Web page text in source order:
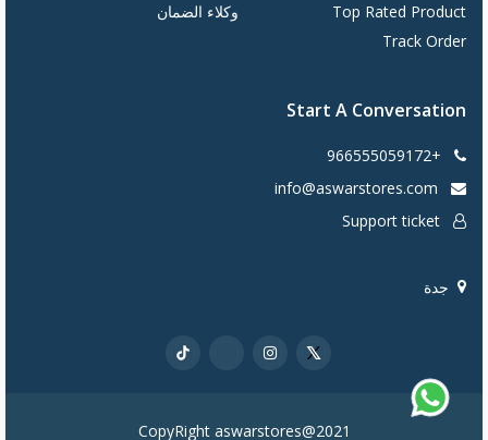
Top Rated Product
Track Order
وكلاء الضمان
Start A Conversation
+966555059172
جدة
CopyRight aswarstores@2021